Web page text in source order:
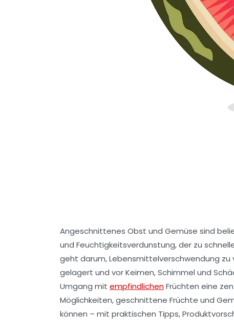
Angeschnittenes Obst und Gemüse sind
und Feuchtigkeitsverdunstung, der zu
geht darum, Lebensmittelverschwendung
gelagert und vor Keimen, Schimmel und
Umgang mit empfindlichenFrüchten eine
Möglichkeiten, geschnittene Früchte und
können – mit praktischen Tipps,